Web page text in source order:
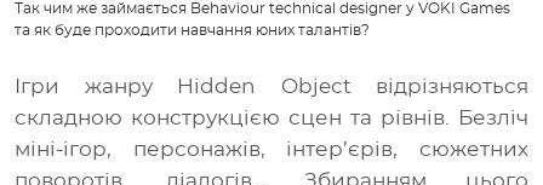
Так чим же займається Behaviour technical designer у VOKI Games
та як буде проходити навчання юних талантів?
Ігри жанру Hidden Object відрізняються
складною конструкцією сцен та рівнів. Безліч
міні-ігор, персонажів, інтер’єрів, сюжетних
поворотів, діалогів… Збиранням цього